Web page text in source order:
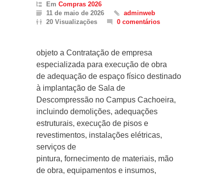
Em Compras 2026
11 de maio de 2026
adminweb
20 Visualizações
0 comentários
objeto a Contratação de empresa
especializada para execução de obra
de adequação de espaço físico destinado
à implantação de Sala de
Descompressão no Campus Cachoeira,
incluindo demolições, adequações
estruturais, execução de pisos e
revestimentos, instalações elétricas,
serviços de
pintura, fornecimento de materiais, mão
de obra, equipamentos e insumos,